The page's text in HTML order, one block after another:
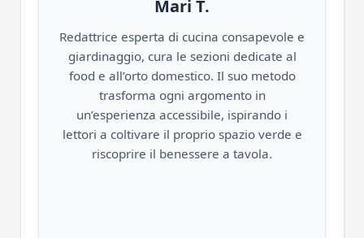
Mari T.
Redattrice esperta di cucina consapevole e
giardinaggio, cura le sezioni dedicate al
food e all’orto domestico. Il suo metodo
trasforma ogni argomento in
un’esperienza accessibile, ispirando i
lettori a coltivare il proprio spazio verde e
riscoprire il benessere a tavola.